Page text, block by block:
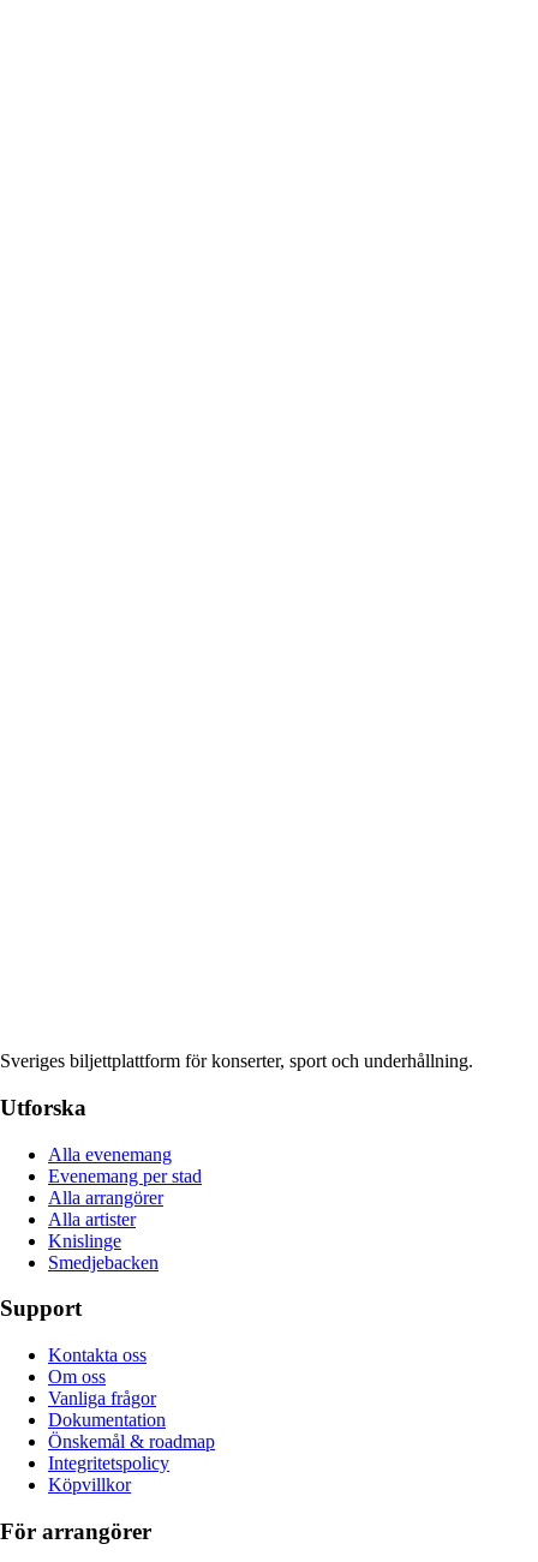
Sveriges biljettplattform för konserter, sport och underhållning.
Utforska
Alla evenemang
Evenemang per stad
Alla arrangörer
Alla artister
Knislinge
Smedjebacken
Support
Kontakta oss
Om oss
Vanliga frågor
Dokumentation
Önskemål & roadmap
Integritetspolicy
Köpvillkor
För arrangörer